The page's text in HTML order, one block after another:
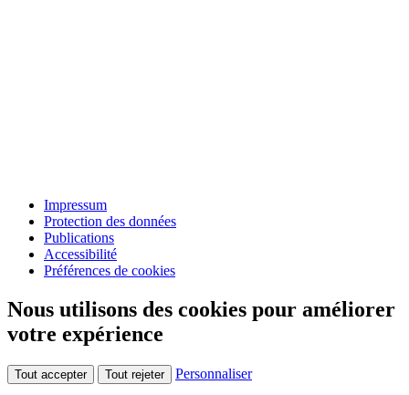
Impressum
Protection des données
Publications
Accessibilité
Préférences de cookies
Nous utilisons des cookies pour améliorer
votre expérience
Tout accepter Tout rejeter Personnaliser